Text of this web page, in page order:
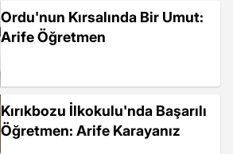
Ordu'nun Kırsalında Bir Umut:
Arife Öğretmen
Kırıkbozu İlkokulu'nda Başarılı
Öğretmen: Arife Karayanız